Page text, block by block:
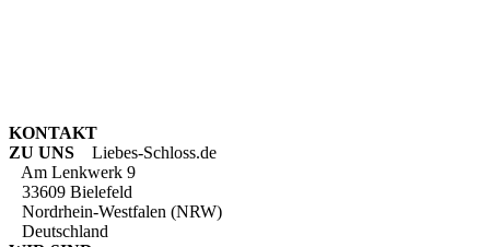
KONTAKT
ZU UNS
Liebes-Schloss.de
Am Lenkwerk 9
33609 Bielefeld
Nordrhein-Westfalen (NRW)
Deutschland